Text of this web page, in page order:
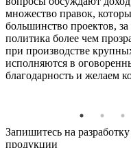
множество правок,
большинство проектов,
политика более чем
при производстве
исполняются в
благодарность и желаем
Запишитесь на
продукции